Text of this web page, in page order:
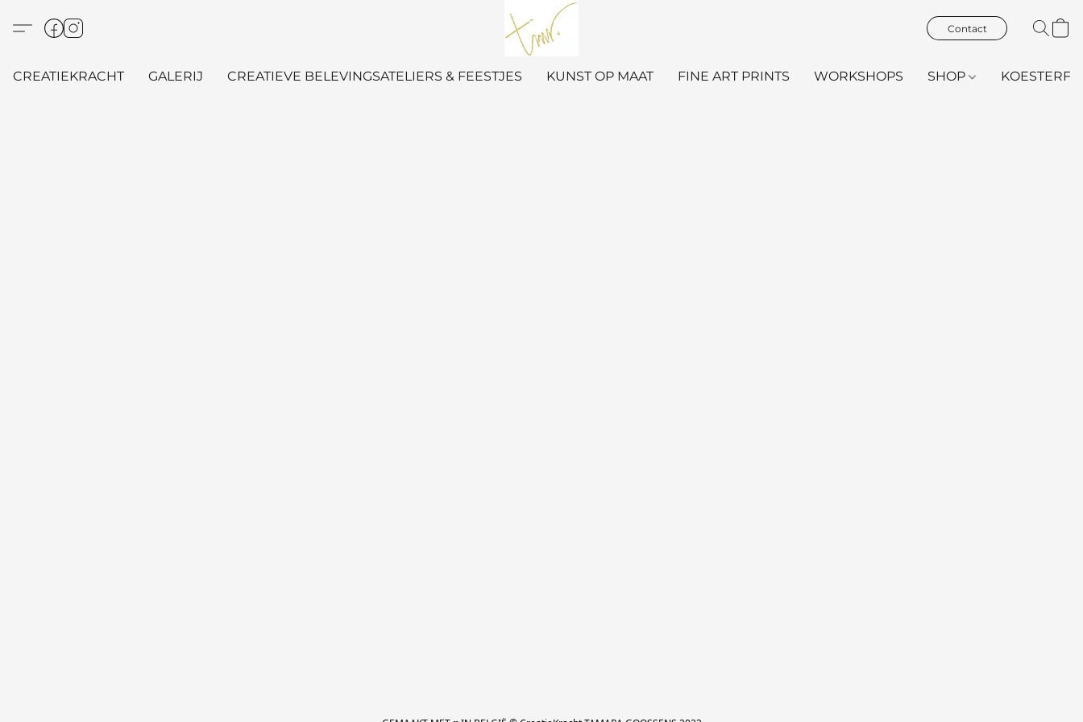
Contact
CREATIEKRACHT GALERIJ CREATIEVE BELEVINGSATELIERS & FEESTJES KUNST OP MAAT FINE ART PRINTS WORKSHOPS SHOP